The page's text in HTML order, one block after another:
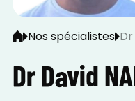
Nos spécialistes Dr
Dr David